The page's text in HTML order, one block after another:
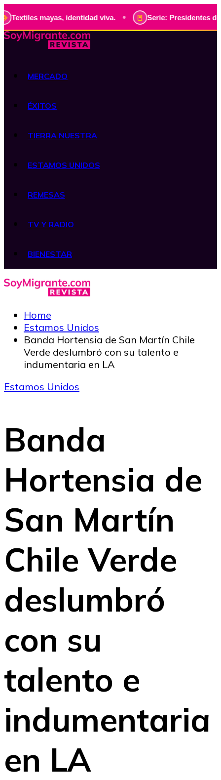
identidad viva. • Serie: Presidentes de Guatemala,
MERCADO
ÉXITOS
TIERRA NUESTRA
ESTAMOS UNIDOS
REMESAS
TV Y RADIO
BIENESTAR
Home
Estamos Unidos
Banda Hortensia de San Martín Chile
Verde deslumbró con su talento e
indumentaria en LA
Estamos Unidos
Banda
Hortensia de
San Martín
Chile Verde
deslumbró
con su
talento e
indumentaria
en LA